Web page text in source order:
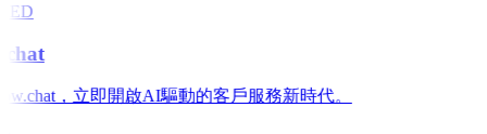
，立即開啟AI驅動的客戶服務新時代。